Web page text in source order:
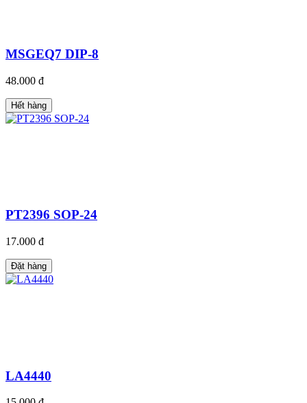
MSGEQ7 DIP-8
48.000 đ
Hết hàng
PT2396 SOP-24
17.000 đ
Đặt hàng
LA4440